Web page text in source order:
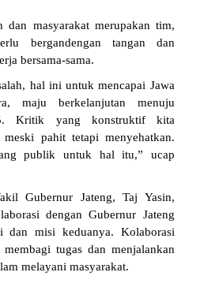
dan masyarakat merupakan tim,
bergandengan tangan dan
bersama-sama.
hal ini untuk mencapai Jawa
maju berkelanjutan menuju
Kritik yang konstruktif kita
pahit tetapi menyehatkan.
publik untuk hal itu,” ucap
Gubernur Jateng, Taj Yasin,
dengan Gubernur Jateng
dan misi keduanya. Kolaborasi
tugas dan menjalankan
melayani masyarakat.